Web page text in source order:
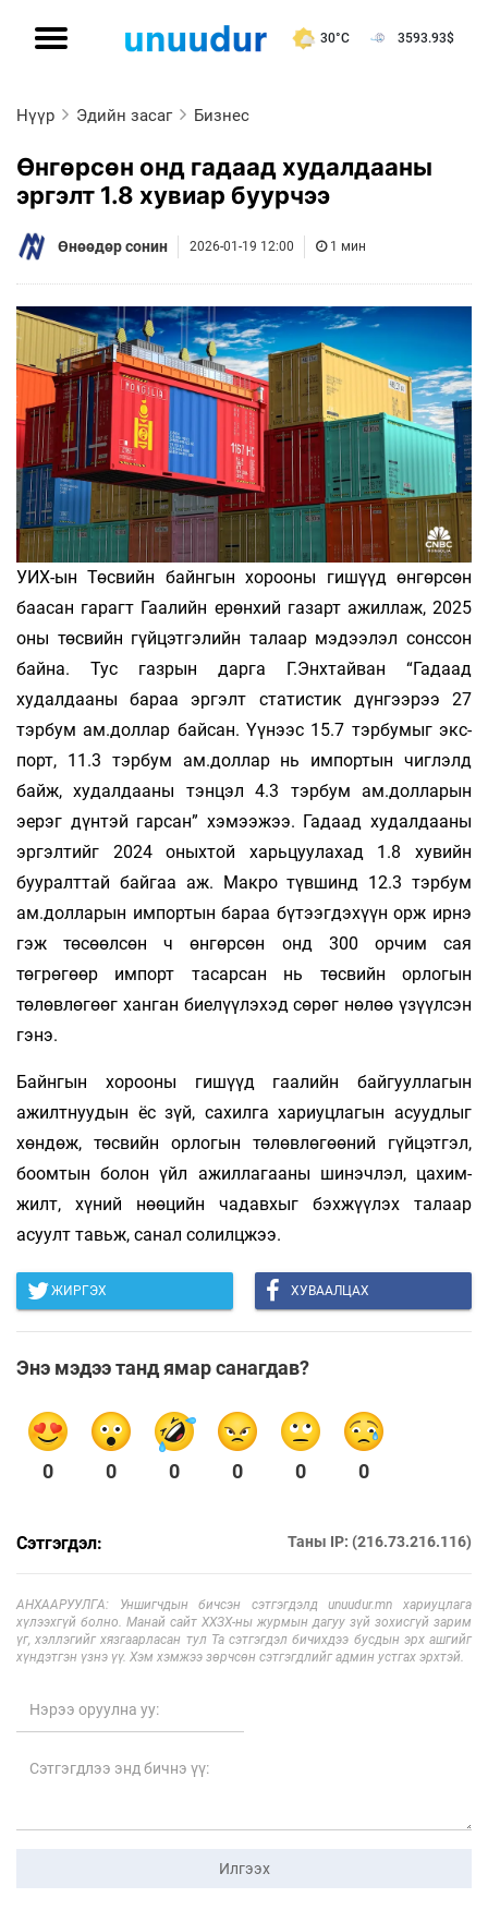
30°C 3593.93$
Нүүр Эдийн засаг Бизнес
Өнгөрсөн онд гадаад худалдааны
эргэлт 1.8 хувиар буурчээ
Өнөөдөр сонин 2026-01-19 12:00 1 мин
УИХ-ын Төсвийн байнгын хорооны гишүүд өнгөрсөн
баасан гарагт Гаалийн ерөнхий газарт ажил­лаж, 2025
оны төсвийн гүйцэтгэлийн талаар мэ­дээлэл сонс­­сон
байна. Тус газрын дарга Г.Энх­тайван “Га­даад
худалдааны бараа эргэлт статистик дүнгээрээ 27
тэрбум ам.доллар байсан. Үүнээс 15.7 тэрбумыг экс­
порт, 11.3 тэрбум ам.доллар нь импортын чиглэлд
байж, худалдааны тэнцэл 4.3 тэрбум ам.долларын
эерэг дүнтэй гарсан” хэ­мээжээ. Га­даад худалдааны
эр­гэлтийг 2024 оныхтой харь­цуу­лахад 1.8 хувийн
бууралт­тай байгаа аж. Макро түвшинд 12.3 тэрбум
ам.долларын импортын бараа бүтээгдэхүүн орж ирнэ
гэж төсөөлсөн ч өнгөрсөн онд 300 орчим сая
төгрөгөөр импорт тасарсан нь төсвийн ор­логын
төлөвлөгөөг ханган биелүүлэхэд сөрөг нө­лөө үзүүлсэн
гэнэ.
Байнгын хорооны гишүүд гаалийн байгуулла­гын
ажилтнуудын ёс зүй, сахилга хариуцлагын асуудлыг
хөндөж, төсвийн орлогын төлөвлөгөөний гүй­цэт­гэл,
боомтын болон үйл ажиллагааны шинэч­лэл, ца­хим­
жилт, хүний нөөцийн чадавхыг бэхжүү­лэх талаар
асуулт тавьж, санал солилцжээ.
ЖИРГЭХ ХУВААЛЦАХ
Энэ мэдээ танд ямар санагдав?
0 0 0 0 0 0
Сэтгэгдэл: Таны IP: (216.73.216.116)
АНХААРУУЛГА: Уншигчдын бичсэн сэтгэгдэлд unuudur.mn хариуцлага
хүлээхгүй болно. Манай сайт ХХЗХ-ны журмын дагуу зүй зохисгүй зарим
үг, хэллэгийг хязгаарласан тул Та сэтгэгдэл бичихдээ бусдын эрх ашгийг
хүндэтгэн үзнэ үү. Хэм хэмжээ зөрчсөн сэтгэгдлийг админ устгах эрхтэй.
Илгээх